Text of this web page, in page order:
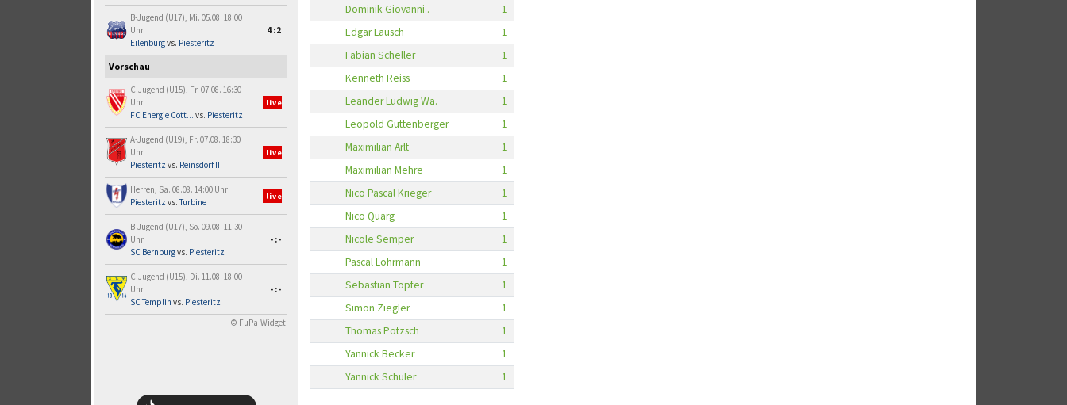
B-Jugend (U17), Mi. 05.08. 18:00
Uhr
Eilenburgvs. Piesteritz
4:2
Vorschau
C-Jugend (U15), Fr. 07.08. 16:30
Uhr
FC Energie Cott... vs. Piesteritz
live
A-Jugend (U19), Fr. 07.08. 18:30
Uhr
Piesteritz vs. Reinsdorf II
live
Herren, Sa. 08.08. 14:00 Uhr
Piesteritz vs.Turbine
live
B-Jugend (U17), So. 09.08. 11:30
Uhr
SC Bernburgvs. Piesteritz
-:-
C-Jugend (U15), Di. 11.08. 18:00
Uhr
SC Templin vs. Piesteritz
-:-
© FuPa-Widget
Dominik-Giovanni .
1
Edgar Lausch
1
Fabian Scheller
1
Kenneth Reiss
1
Leander Ludwig Wa.
1
Leopold Guttenberger
1
Maximilian Arlt
1
Maximilian Mehre
1
Nico Pascal Krieger
1
Nico Quarg
1
Nicole Semper
1
Pascal Lohrmann
1
Sebastian Töpfer
1
Simon Ziegler
1
Thomas Pötzsch
1
Yannick Becker
1
Yannick Schüler
1